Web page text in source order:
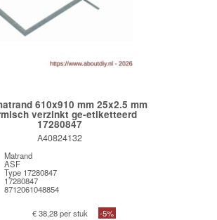
610x910 mm 25x2.5 mm
verzinkt ge-etiketteerd
17280847
A40824132
Matrand
ASF
Type 17280847
17280847
8712061048854
€ 38,28 per stuk -5%